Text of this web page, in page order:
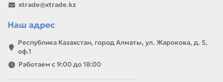
xtrade@xtrade.kz
Наш адрес
Республика Казахстан, город Алматы, ул. Жарокова, д. 5,
оф.1
Работаем с 9:00 до 18:00